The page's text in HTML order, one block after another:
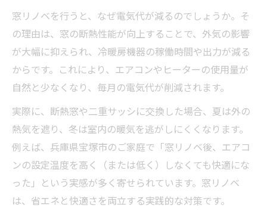
窓リノベを行うと、なぜ電気代が減るのでしょうか。そ
の理由は、窓の断熱性能が向上することで、外気の影響
が大幅に抑えられ、冷暖房機器の稼働時間や出力が減る
からです。これにより、エアコンやヒーターの使用量が
自然と少なくなり、毎月の電気代が削減されます。
実際に、断熱窓や二重サッシに交換した場合、夏は外の
熱気を遮り、冬は室内の暖気を逃がしにくくなります。
例えば、兵庫県宝塚市のご家庭で「窓リノベ後、エアコ
ンの設定温度を高く（または低く）しなくても快適にな
った」という実感が多く寄せられています。窓リノベ
は、省エネと快適さを両立する実践的な対策です。